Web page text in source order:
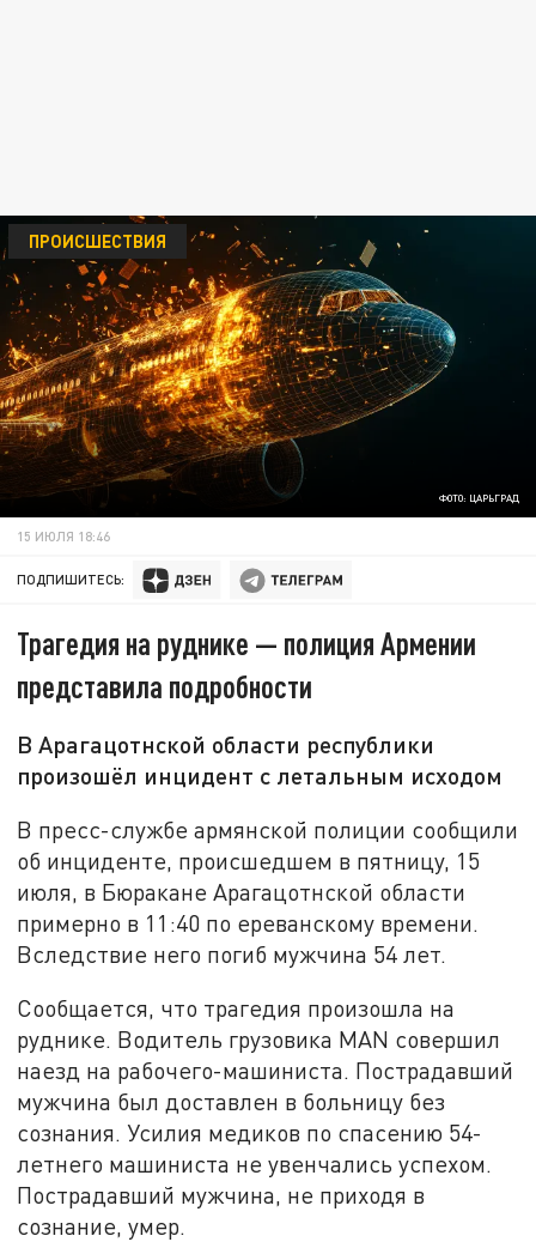
ФОТО: ЦАРЬГРАД
ПРОИСШЕСТВИЯ
15 ИЮЛЯ 18:46
ПОДПИШИТЕСЬ:
Трагедия на руднике — полиция Армении
представила подробности
В Арагацотнской области республики
произошёл инцидент с летальным исходом
В пресс-службе армянской полиции сообщили
об инциденте, происшедшем в пятницу, 15
июля, в Бюракане Арагацотнской области
примерно в 11:40 по ереванскому времени.
Вследствие него погиб мужчина 54 лет.
Сообщается, что трагедия произошла на
руднике. Водитель грузовика MAN совершил
наезд на рабочего-машиниста. Пострадавший
мужчина был доставлен в больницу без
сознания. Усилия медиков по спасению 54-
летнего машиниста не увенчались успехом.
Пострадавший мужчина, не приходя в
сознание, умер.